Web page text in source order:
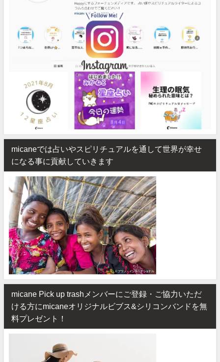
micaneでは占いやスピリチュアルを通して世界が幸せ
になる事に貢献していきます
micane Pick up trashメンバーにご登録・ご協力いただ
ける方にmicaneオリジナルビブス&シリコンバンドを無
料プレゼント！